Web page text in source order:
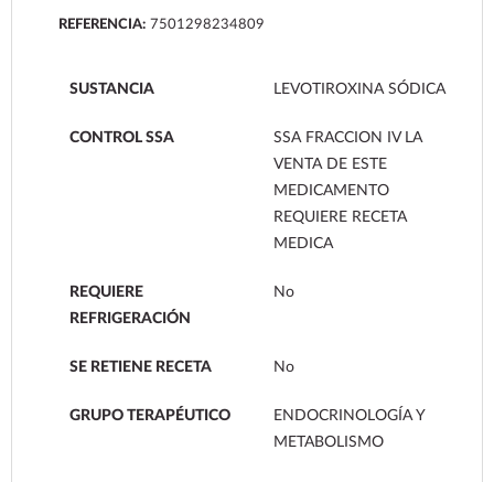
REFERENCIA: 7501298234809
SUSTANCIA LEVOTIROXINA SÓDICA
CONTROL SSA
SSA FRACCION IV LA
VENTA DE ESTE
MEDICAMENTO
REQUIERE RECETA
MEDICA
REQUIERE
REFRIGERACIÓN
No
SE RETIENE RECETA No
GRUPO TERAPÉUTICO
ENDOCRINOLOGÍA Y
METABOLISMO